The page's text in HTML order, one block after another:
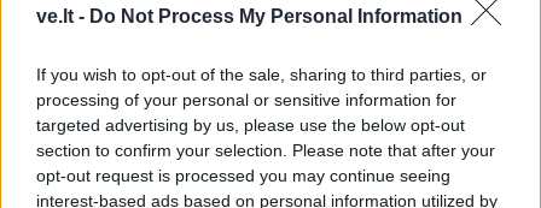
ve.lt - Do Not Process My Personal Information
If you wish to opt-out of the sale, sharing to third parties, or
processing of your personal or sensitive information for
targeted advertising by us, please use the below opt-out
section to confirm your selection. Please note that after your
opt-out request is processed you may continue seeing
interest-based ads based on personal information utilized by
santykiai
asmenybės psichologija
verslo psichologija
naudingi patarimai